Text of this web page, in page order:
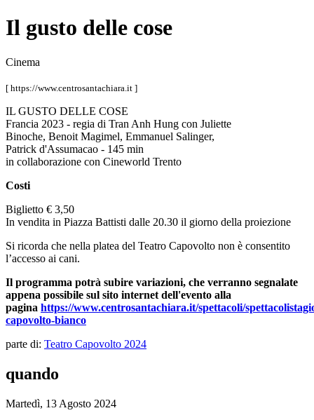
Il gusto delle cose
Cinema
[ https://www.centrosantachiara.it ]
IL GUSTO DELLE COSE
Francia 2023 - regia di Tran Anh Hung con Juliette
Binoche, Benoit Magimel, Emmanuel Salinger,
Patrick d'Assumacao - 145 min
in collaborazione con Cineworld Trento
Costi
Biglietto € 3,50
In vendita in Piazza Battisti dalle 20.30 il giorno della proiezione
Si ricorda che nella platea del Teatro Capovolto non è consentito
l’accesso ai cani.
Il programma potrà subire variazioni, che verranno segnalate
appena possibile sul sito internet dell'evento alla
pagina https://www.centrosantachiara.it/spettacoli/
capovolto-bianco
parte di: Teatro Capovolto 2024
quando
Martedì, 13 Agosto 2024